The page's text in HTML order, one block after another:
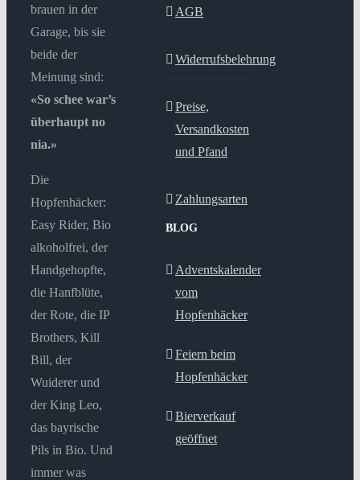
brauen in der
Garage, bis sie
beide der
Meinung sind:
«So schee war’s
überhaupt no
nia.»
Die
Hopfenhäcker:
Easy Rider, Bio
alkoholfrei, der
Handgehopfte,
die Hanfblüte,
der Rote, die IP
Brothers, Kill
Bill, der
Wuiderer und
der King Leo,
das bayrische
Pils in Bio. Und
immer was
AGB
Widerrufsbelehrung
Preise,
Versandkosten
und Pfand
Zahlungsarten
BLOG
Adventskalender
vom
Hopfenhäcker
Feiern beim
Hopfenhäcker
Bierverkauf
geöffnet